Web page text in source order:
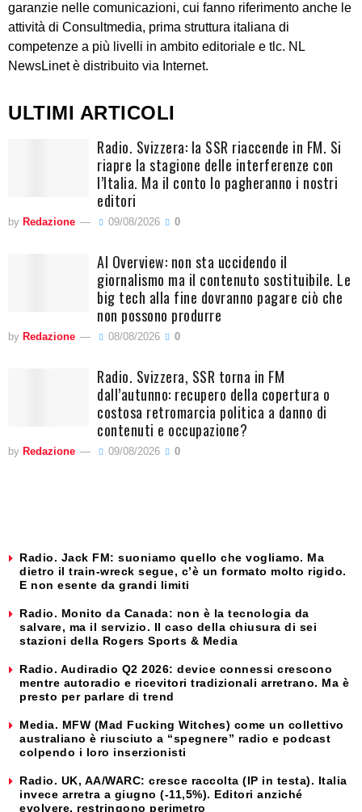
garanzie nelle comunicazioni, cui fanno riferimento anche le
attività di Consultmedia, prima struttura italiana di
competenze a più livelli in ambito editoriale e tlc. NL
NewsLinet è distribuito via Internet.
ULTIMI ARTICOLI
Radio. Svizzera: la SSR riaccende in FM. Si
riapre la stagione delle interferenze con
l’Italia. Ma il conto lo pagheranno i nostri
editori
by Redazione 09/08/2026 0
AI Overview: non sta uccidendo il
giornalismo ma il contenuto sostituibile. Le
big tech alla fine dovranno pagare ciò che
non possono produrre
by Redazione 08/08/2026 0
Radio. Svizzera, SSR torna in FM
dall’autunno: recupero della copertura o
costosa retromarcia politica a danno di
contenuti e occupazione?
by Redazione 09/08/2026 0
Radio. Jack FM: suoniamo quello che vogliamo. Ma
dietro il train-wreck segue, c’è un formato molto rigido.
E non esente da grandi limiti
Radio. Monito da Canada: non è la tecnologia da
salvare, ma il servizio. Il caso della chiusura di sei
stazioni della Rogers Sports & Media
Radio. Audiradio Q2 2026: device connessi crescono
mentre autoradio e ricevitori tradizionali arretrano. Ma è
presto per parlare di trend
Media. MFW (Mad Fucking Witches) come un collettivo
australiano è riusciuto a “spegnere” radio e podcast
colpendo i loro inserzionisti
Radio. UK, AA/WARC: cresce raccolta (IP in testa). Italia
invece arretra a giugno (-11,5%). Editori anziché
evolvere, restringono perimetro